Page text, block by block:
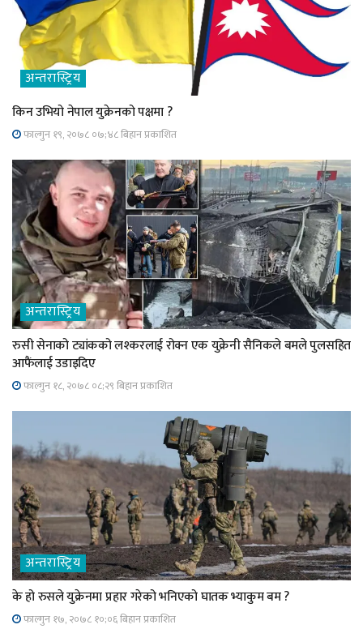
अन्तरास्ट्रिय
किन उभियो नेपाल युक्रेनको पक्षमा ?
फाल्गुन १९, २०७८ ०७;४८ बिहान प्रकाशित
अन्तरास्ट्रिय
रुसी सेनाको ट्यांकको लश्करलाई रोक्न एक युक्रेनी सैनिकले बमले पुलसहित
आफैंलाई उडाइदिए
फाल्गुन १८, २०७८ ०८;२९ बिहान प्रकाशित
अन्तरास्ट्रिय
के हो रुसले युक्रेनमा प्रहार गरेको भनिएको घातक भ्याकुम बम ?
फाल्गुन १७, २०७८ १०;०६ बिहान प्रकाशित